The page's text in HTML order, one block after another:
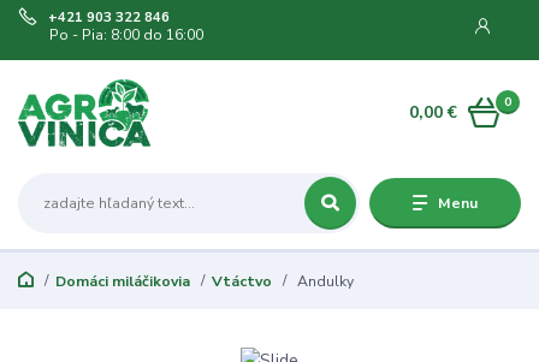
Menu
+421 903 322 846
Po - Pia: 8:00 do 16:00
0
0,00 €
Domáci miláčikovia Vtáctvo Andulky